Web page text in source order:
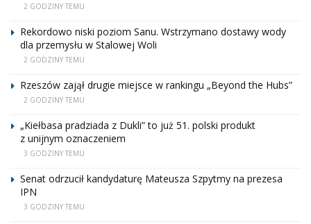
2 GODZINY TEMU
Rekordowo niski poziom Sanu. Wstrzymano dostawy wody
dla przemysłu w Stalowej Woli
2 GODZINY TEMU
Rzeszów zajął drugie miejsce w rankingu „Beyond the Hubs”
2 GODZINY TEMU
„Kiełbasa pradziada z Dukli” to już 51. polski produkt
z unijnym oznaczeniem
3 GODZINY TEMU
Senat odrzucił kandydaturę Mateusza Szpytmy na prezesa
IPN
3 GODZINY TEMU